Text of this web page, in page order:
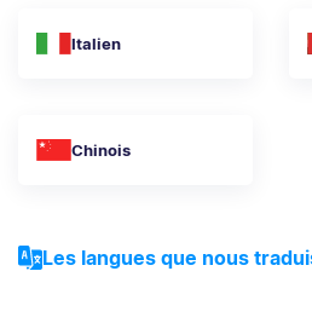
Italien
Chinois
Les langues que nous